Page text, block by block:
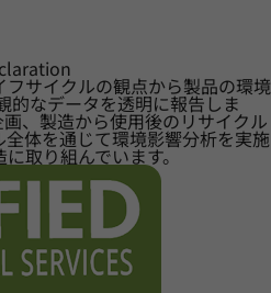
フサイクルの観点から製品の環境
的なデータを透明に報告しま
、製造から使用後のリサイクル
体を通じて環境影響分析を実施
取り組んでいます。